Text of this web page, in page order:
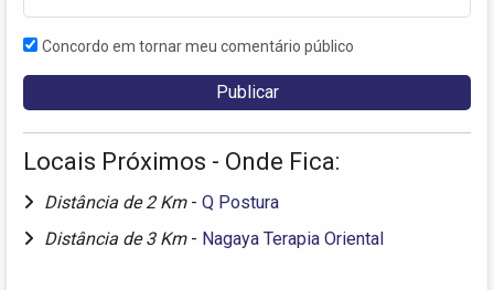
Concordo em tornar meu comentário público
Locais Próximos - Onde Fica:
Distância de 2 Km - Q Postura
Distância de 3 Km - Nagaya Terapia Oriental